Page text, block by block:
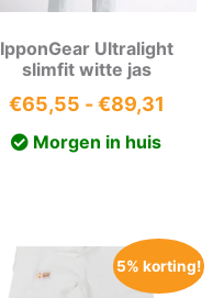
IpponGear Ultralight
slimfit witte jas
€65,55 - €89,31
Morgen in huis
5% korting!